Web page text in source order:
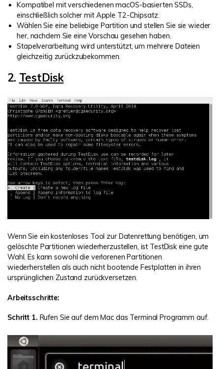
Kompatibel mit verschiedenen macOS-basierten SSDs,
einschließlich solcher mit Apple T2-Chipsatz.
Wählen Sie eine beliebige Partition und stellen Sie sie wieder
her, nachdem Sie eine Vorschau gesehen haben.
Stapelverarbeitung wird unterstützt, um mehrere Dateien
gleichzeitig zurückzubekommen.
2. TestDisk
Wenn Sie ein kostenloses Tool zur Datenrettung benötigen, um
gelöschte Partitionen wiederherzustellen, ist TestDisk eine gute
Wahl. Es kann sowohl die verlorenen Partitionen
wiederherstellen als auch nicht bootende Festplatten in ihren
ursprünglichen Zustand zurückversetzen.
Arbeitsschritte:
Schritt 1. Rufen Sie auf dem Mac das Terminal Programm auf.